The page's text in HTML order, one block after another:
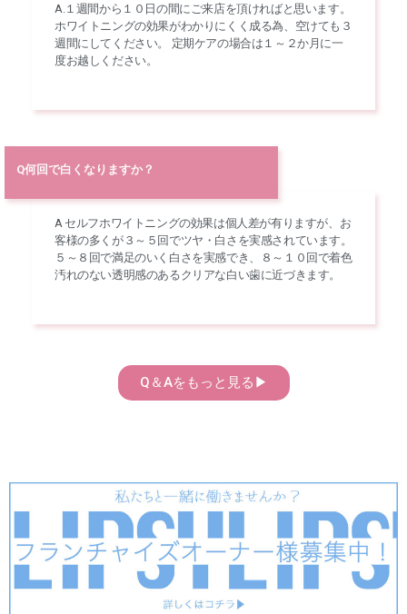
A.１週間から１０日の間にご来店を頂ければと思います。
ホワイトニングの効果がわかりにくく成る為、空けても３
週間にしてください。 定期ケアの場合は１～２か月に一
度お越しください。
Q何回で白くなりますか？
A セルフホワイトニングの効果は個人差が有りますが、お
客様の多くが３～５回でツヤ・白さを実感されています。
５～８回で満足のいく白さを実感でき、８～１０回で着色
汚れのない透明感のあるクリアな白い歯に近づきます。
Q＆Aをもっと見る▶︎